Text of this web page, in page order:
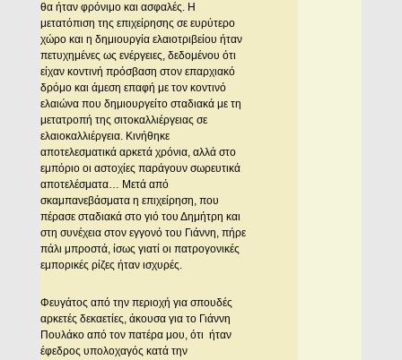
θα ήταν φρόνιμο και ασφαλές. Η
μετατόπιση της επιχείρησης σε ευρύτερο
χώρο και η δημιουργία ελαιοτριβείου ήταν
πετυχημένες ως ενέργειες, δεδομένου ότι
είχαν κοντινή πρόσβαση στον επαρχιακό
δρόμο και άμεση επαφή με τον κοντινό
ελαιώνα που δημιουργείτο σταδιακά με τη
μετατροπή της σιτοκαλλιέργειας σε
ελαιοκαλλιέργεια. Κινήθηκε
αποτελεσματικά αρκετά χρόνια, αλλά στο
εμπόριο οι αστοχίες παράγουν σωρευτικά
αποτελέσματα… Μετά από
σκαμπανεβάσματα η επιχείρηση, που
πέρασε σταδιακά στο γιό του Δημήτρη και
στη συνέχεια στον εγγονό του Γιάννη, πήρε
πάλι μπροστά, ίσως γιατί οι πατρογονικές
εμπορικές ρίζες ήταν ισχυρές.
Φευγάτος από την περιοχή για σπουδές
αρκετές δεκαετίες, άκουσα για το Γιάννη
Πουλάκο από τον πατέρα μου, ότι ήταν
έφεδρος υπολοχαγός κατά την